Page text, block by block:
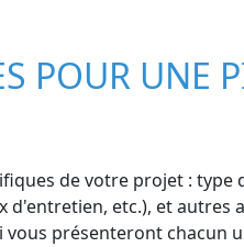
POUR UNE
de votre projet : type
d'entretien, etc.), et autres
présenteront chacun